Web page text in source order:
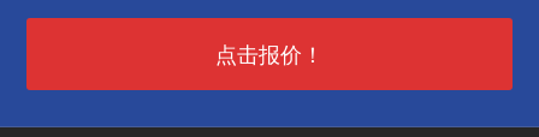
点击报价！